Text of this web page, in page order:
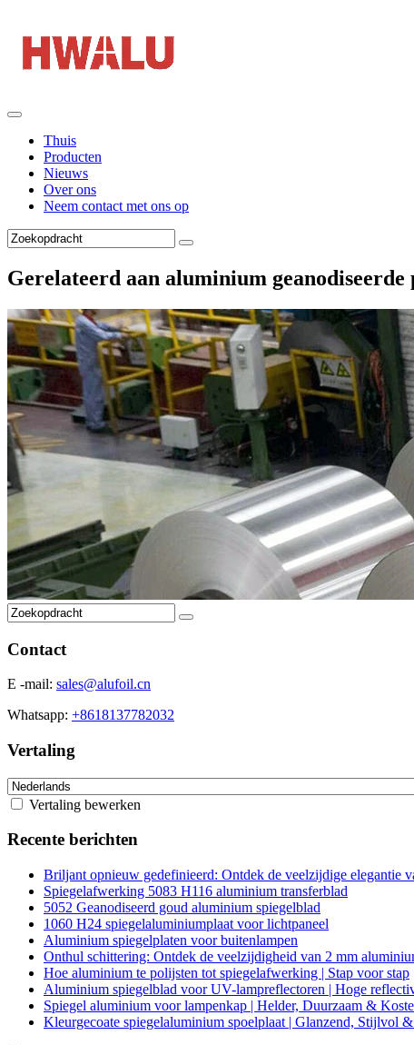
Thuis
Producten
Nieuws
Over ons
Neem contact met ons op
Gerelateerd aan aluminium geanodiseerde
Contact
E -mail: sales@alufoil.cn
Whatsapp: +8618137782032
Vertaling
Vertaling bewerken
Recente berichten
Briljant opnieuw gedefinieerd: Ontdek de veelzijdige elegantie
Spiegelafwerking 5083 H116 aluminium transferblad
5052 Geanodiseerd goud aluminium spiegelblad
1060 H24 spiegelaluminiumplaat voor lichtpaneel
Aluminium spiegelplaten voor buitenlampen
Onthul schittering: Ontdek de veelzijdigheid van 2 mm
Hoe aluminium te polijsten tot spiegelafwerking | Stap voor stap
Aluminium spiegelblad voor UV-lampreflectoren | Hoge
Spiegel aluminium voor lampenkap | Helder, Duurzaam &
Kleurgecoate spiegelaluminium spoelplaat | Glanzend, Stijlvol